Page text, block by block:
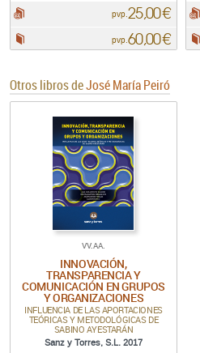
pvp. 25,00 €
pvp.60,00 €
Otros libros deJosé María Peiró
VV.AA.
INNOVACIÓN,
TRANSPARENCIA Y
COMUNICACIÓN EN GRUPOS
Y ORGANIZACIONES
INFLUENCIA DE LAS APORTACIONES
TEÓRICAS Y METODOLÓGICAS DE
SABINO AYESTARÁN
Sanz y Torres, S.L. 2017